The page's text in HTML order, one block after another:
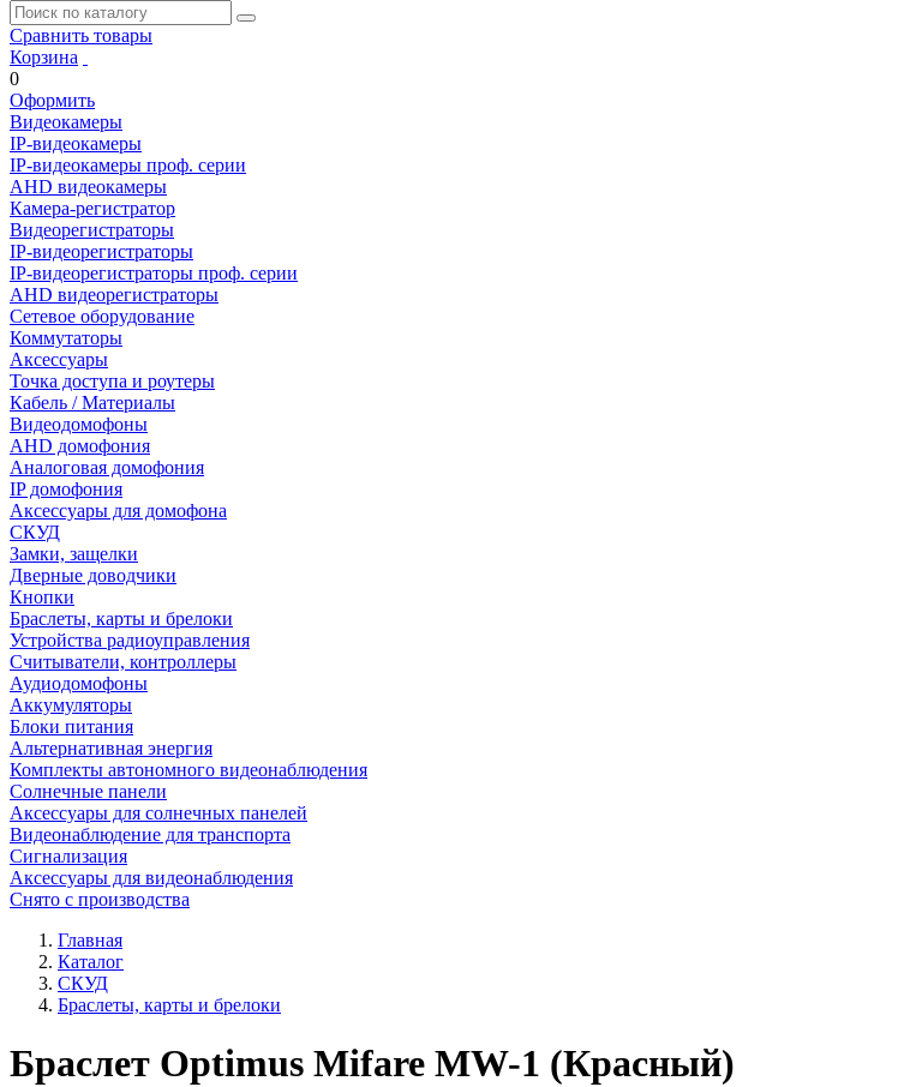
Сравнить товары
Корзина
0
Оформить
Видеокамеры
IP-видеокамеры
IP-видеокамеры проф. серии
AHD видеокамеры
Камера-регистратор
Видеорегистраторы
IP-видеорегистраторы
IP-видеорегистраторы проф. серии
AHD видеорегистраторы
Сетевое оборудование
Коммутаторы
Аксессуары
Точка доступа и роутеры
Кабель / Материалы
Видеодомофоны
AHD домофония
Аналоговая домофония
IP домофония
Аксессуары для домофона
СКУД
Замки, защелки
Дверные доводчики
Кнопки
Браслеты, карты и брелоки
Устройства радиоуправления
Считыватели, контроллеры
Аудиодомофоны
Аккумуляторы
Блоки питания
Альтернативная энергия
Комплекты автономного видеонаблюдения
Солнечные панели
Аксессуары для солнечных панелей
Видеонаблюдение для транспорта
Сигнализация
Аксессуары для видеонаблюдения
Снято с производства
Главная
Каталог
СКУД
Браслеты, карты и брелоки
Браслет Optimus Mifare MW-1 (Красный)